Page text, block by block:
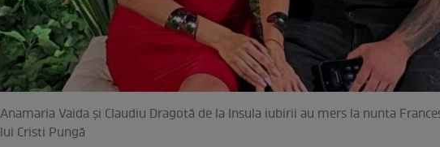
Anamaria Vaida și Claudiu Dragotă de la Insula iubirii au mers la nunta
lui Cristi Pungă